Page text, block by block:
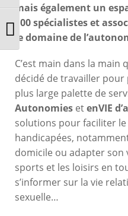
Changer la
mais également un
100 spécialistes et
le domaine de
C’est main dans la main
décidé de travailler
plus large palette de
Autonomies etenVIE
solutions pour faciliter
handicapées,
domicile ou adapter son
sports et les loisirs en
s’informer sur la vie
sexuelle…